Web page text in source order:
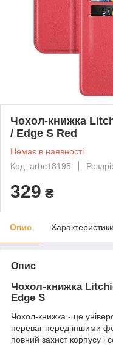
Чохол-книжка
/ Edge S Red
Немає в наявності
Код: arbc18195
329 ₴
Опис Характеристики
Опис
Чохол-книжка
Edge S
Чохол-книжка - це
переваг перед іншими
повний захист корпусу і